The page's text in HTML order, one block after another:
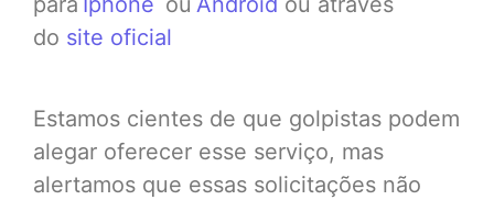
do site oficial
Estamos cientes de que golpistas podem
alegar oferecer esse serviço, mas
alertamos que essas solicitações não